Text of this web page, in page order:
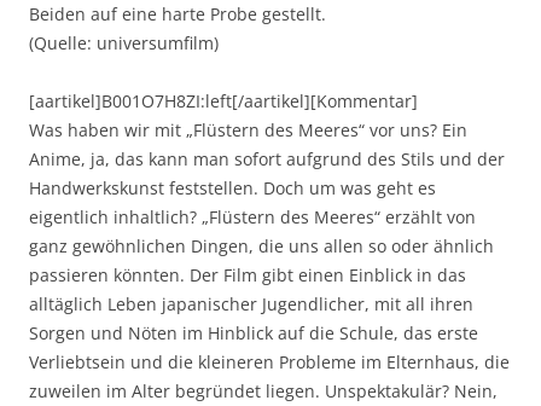
Beiden auf eine harte Probe gestellt.
(Quelle: universumfilm)
[aartikel]B001O7H8ZI:left[/aartikel][Kommentar]
Was haben wir mit „Flüstern des Meeres“ vor uns? Ein
Anime, ja, das kann man sofort aufgrund des Stils und der
Handwerkskunst feststellen. Doch um was geht es
eigentlich inhaltlich? „Flüstern des Meeres“ erzählt von
ganz gewöhnlichen Dingen, die uns allen so oder ähnlich
passieren könnten. Der Film gibt einen Einblick in das
alltäglich Leben japanischer Jugendlicher, mit all ihren
Sorgen und Nöten im Hinblick auf die Schule, das erste
Verliebtsein und die kleineren Probleme im Elternhaus, die
zuweilen im Alter begründet liegen. Unspektakulär? Nein,